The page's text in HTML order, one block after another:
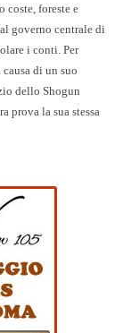
coste, foreste e
governo centrale di
i conti. Per
di un suo
dello Shogun
prova la sua stessa